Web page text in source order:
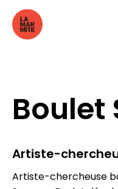
Boulet
Artiste-
Artiste-chercheuse